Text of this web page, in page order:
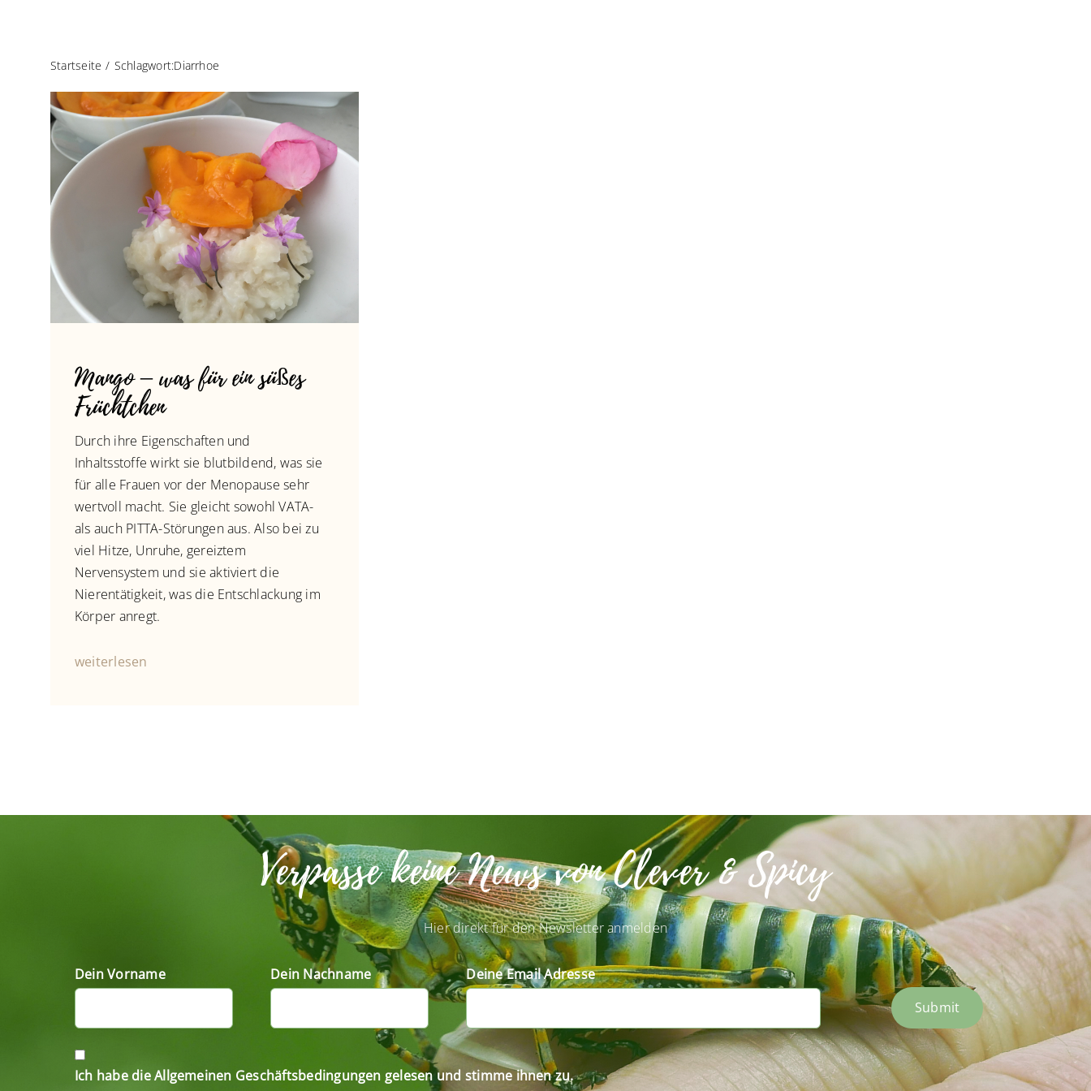
Startseite Schlagwort:Diarrhoe
Mango – was für ein süßes
Früchtchen
Durch ihre Eigenschaften und
Inhaltsstoffe wirkt sie blutbildend, was sie
für alle Frauen vor der Menopause sehr
wertvoll macht. Sie gleicht sowohl VATA-
als auch PITTA-Störungen aus. Also bei zu
viel Hitze, Unruhe, gereiztem
Nervensystem und sie aktiviert die
Nierentätigkeit, was die Entschlackung im
Körper anregt.
weiterlesen
Verpasse keine News von Clever & Spicy
Hier direkt für den Newsletter anmelden
Dein Vorname Dein Nachname
Deine Email Adresse
Submit
Ich habe die Allgemeinen Geschäftsbedingungen gelesen und stimme ihnen zu.